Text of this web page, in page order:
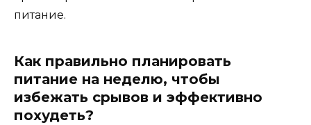
питание.
Как правильно планировать
питание на неделю, чтобы
избежать срывов и эффективно
похудеть?